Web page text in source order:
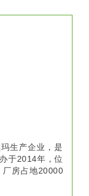
生产企业，是
于2014年，位
厂房占地20000